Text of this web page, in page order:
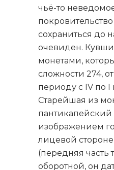
чьё-то
сохраниться до
очевиден.
монетами,
сложности 274,
периоду с IV по I
Старейшая из
пантикапейский
изображением
лицевой
(передняя часть
оборотной, он